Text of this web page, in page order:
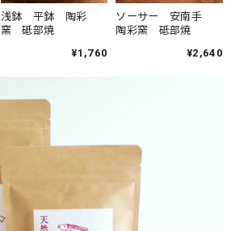
浅鉢 平鉢 陶彩
窯 砥部焼
¥1,760
ソーサー 安南手
陶彩窯 砥部焼
¥2,640